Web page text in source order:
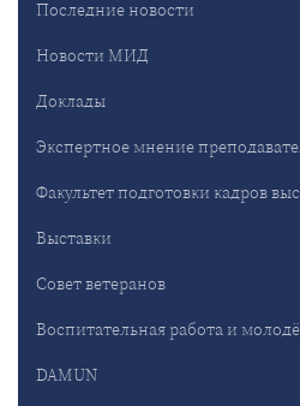
Последние новости
Новости МИД
Доклады
Экспертное мнение
Факультет подготовки кадров
Выставки
Совет ветеранов
Воспитательная работа и
DAMUN